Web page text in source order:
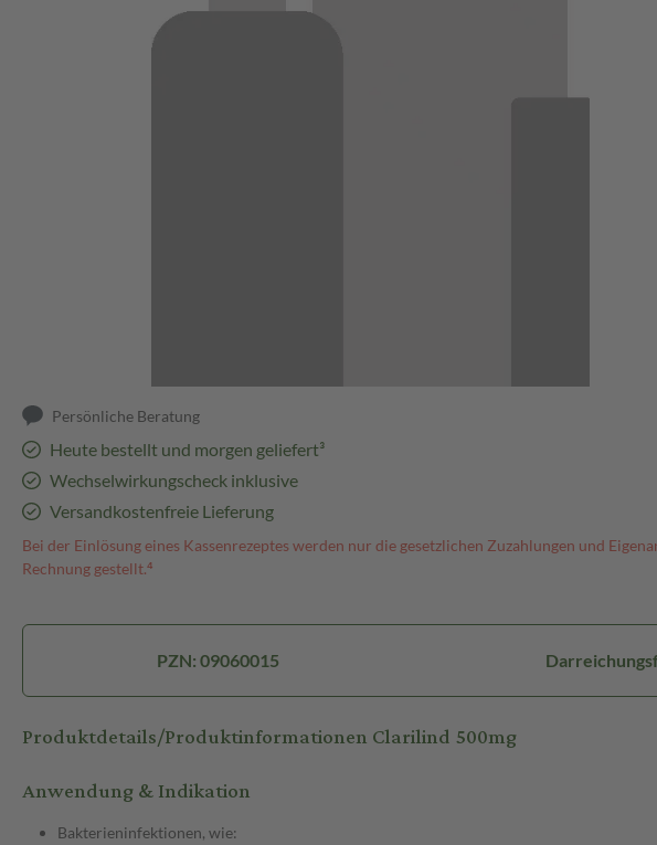
Persönliche Beratung
Heute bestellt und morgen geliefert³
Wechselwirkungscheck inklusive
Versandkostenfreie Lieferung
Bei der Einlösung eines Kassenrezeptes werden nur die gesetzlichen Zuzahlungen und
Rechnung gestellt.⁴
PZN: 09060015
Produktdetails/Produktinformationen Clarilind 500mg
Anwendung & Indikation
Bakterieninfektionen, wie: